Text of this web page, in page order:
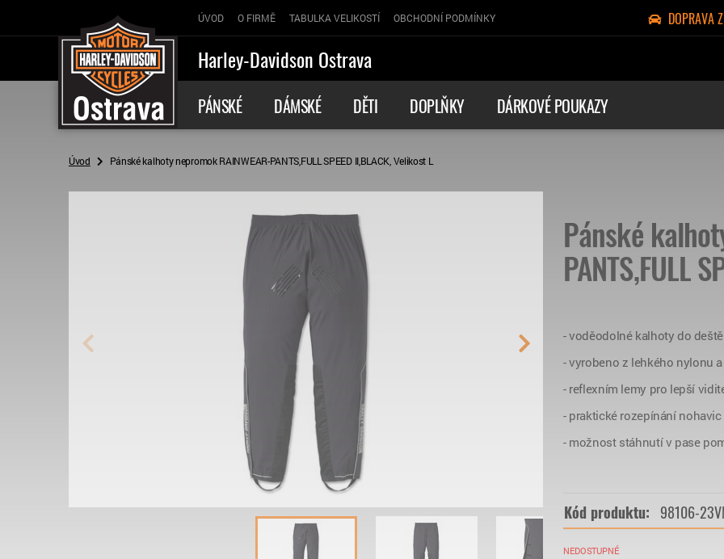
ÚVOD O FIRMĚ TABULKA VELIKOSTÍ OBCHODNÍ PODMÍNKY DOPRAVA
Harley-Davidson Ostrava
PÁNSKÉ DÁMSKÉ DĚTI DOPLŇKY DÁRKOVÉ POUKAZY
Úvod Pánské kalhoty nepromok RAINWEAR-PANTS,FULL SPEED II,BLACK, Velikost L
Pánské
PANTS,FULL
- voděodolné kalhoty do deště
- vyrobeno z lehkého nylonu
- reflexním lemy pro lepší
- praktické rozepínání nohavic
- možnost stáhnutí v pase
Kód produktu: 98106-
NEDOSTUPNÉ